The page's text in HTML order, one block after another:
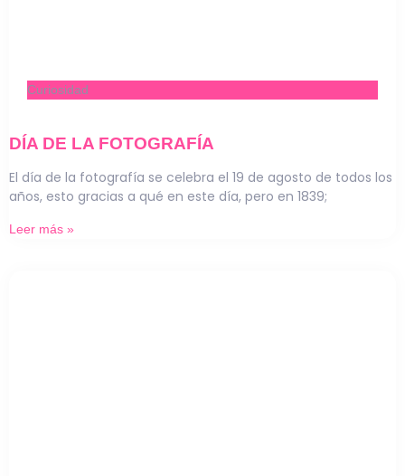
Curiosidad
DÍA DE LA FOTOGRAFÍA
El día de la fotografía se celebra el 19 de agosto de todos los
años, esto gracias a qué en este día, pero en 1839;
Leer más »